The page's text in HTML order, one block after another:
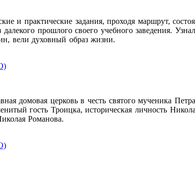
и практические задания, проходя маршрут,
прошлого своего учебного заведения.
вели духовный образ жизни.
домовая церковь в честь святого мученика
гость Троицка, историческая личность
Романова.